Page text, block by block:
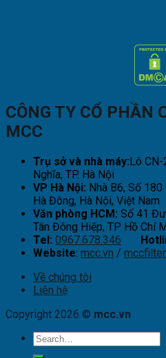
CÔNG TY CỔ PHẦN
MCC
Trụ sở và nhà máy:Lô CN-
Nghĩa, TP. Hà Nội
VP Hà Nội: Nhà B6, Số
Hà Đông, Hà Nội, Việt Nam
Văn phòng HCM: Số 41
Tân Đông Hiệp, TP Hồ Chí
Tel: 0967.678.346
Website: mcc.vn /
Về chúng tôi
Liên hệ
Copyright 2026 © mcc.vn